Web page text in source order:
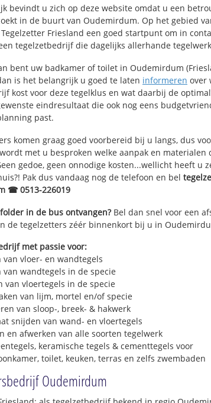
bevindt u zich op deze website omdat u een
in de buurt van Oudemirdum. Op het gebied
Friesland een goed startpunt om in
tegelzetbedrijf die dagelijks allerhande
bent uw badkamer of toilet in Oudemirdum
is het belangrijk u goed te laten informeren over
kost voor deze tegelklus en wat daarbij de
eindresultaat die ook nog eens
past.
komen graag goed voorbereid bij u langs, dus
met u besproken welke aanpak en materialen
gedoe, geen onnodige kosten...wellicht heeft u
Pak dus vandaag nog de telefoon en bel
☎ 0513-226019
in de bus ontvangen?Bel dan snel voor een
de tegelzetters zéér binnenkort bij u in
met passie voor:
van vloer- en wandtegels
van wandtegels in de specie
van vloertegels in de specie
van lijm, mortel en/of specie
van sloop-, breek- & hakwerk
snijden van wand- en vloertegels
en afwerken van alle soorten tegelwerk
keramische tegels & cementtegels voor
toilet, keuken, terras en zelfs zwembaden
Oudemirdum